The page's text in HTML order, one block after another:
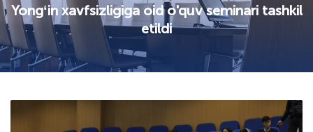
Yongʻin xavfsizligiga oid o'quv seminari tashkil
etildi